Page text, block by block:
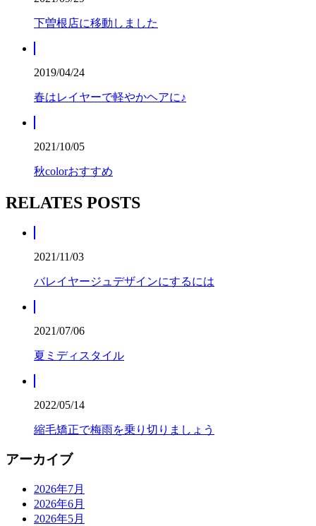
下曽根店に移動しました
2019/04/24
春はレイヤーで軽やかヘアに♪
2021/10/05
秋colorおすすめ
RELATES POSTS
2021/11/03
バレイヤージュデザインにするには
2021/07/06
夏ミディスタイル
2022/05/14
縮毛矯正で梅雨を乗り切りましょう
アーカイブ
2026年7月
2026年6月
2026年5月